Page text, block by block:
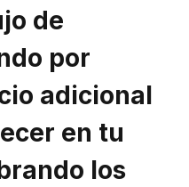
de
por
adicional
en tu
los